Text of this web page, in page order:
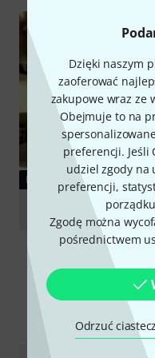
Dzięki naszym
zaoferować
zakupowe wraz ze
Obejmuje to na
preferencji. Jeśli
udziel zgody na
preferencji,
Zgodę można
pośrednictwem
Odrzuć
PORADNIKI